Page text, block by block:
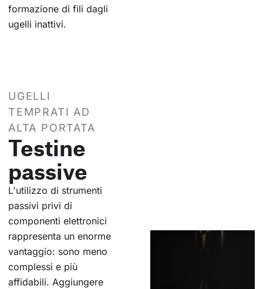
formazione di fili dagli
ugelli inattivi.
UGELLI
TEMPRATI AD
ALTA PORTATA
Testine
passive
L'utilizzo di strumenti
passivi privi di
componenti elettronici
rappresenta un enorme
vantaggio: sono meno
complessi e più
affidabili. Aggiungere